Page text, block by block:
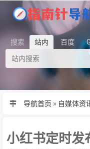
搜索 站内 百度
导航首页 » 自媒体资
小红书定时发